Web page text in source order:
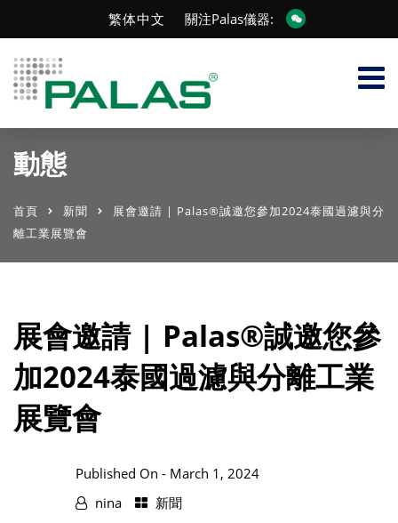
繁体中文 關注Palas儀器:
動態
首頁 新聞
展會邀請 | Palas®誠邀您參加2024泰國過濾與分
離工業展覽會
展會邀請 | Palas®誠邀您參
加2024泰國過濾與分離工業
展覽會
Published On - March 1, 2024
nina
新聞